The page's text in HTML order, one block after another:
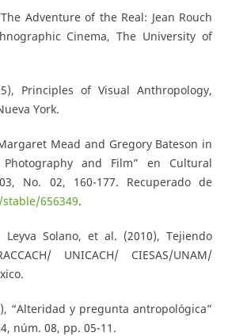
Adventure of the Real: Jean Rouch
Cinema, The University of
Principles of Visual Anthropology,
York.
Mead and Gregory Bateson in
and Film” en Cultural
No. 02, 160-177. Recuperado de
656349.
Leyva Solano, et al. (2010), Tejiendo
UNICACH/ CIESAS/UNAM/
“Alteridad y pregunta antropológica”
núm. 08, pp. 05-11.